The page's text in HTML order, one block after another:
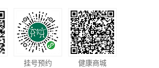
挂号预约 健康商城